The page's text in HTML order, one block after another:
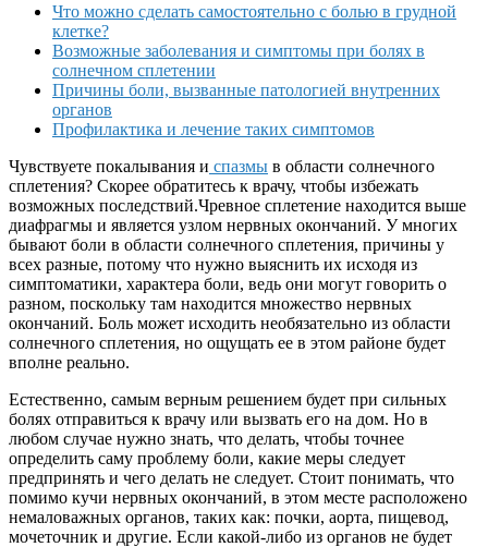
Что можно сделать самостоятельно с болью в грудной
клетке?
Возможные заболевания и симптомы при болях в
солнечном сплетении
Причины боли, вызванные патологией внутренних
органов
Профилактика и лечение таких симптомов
Чувствуете покалывания и спазмы в области солнечного
сплетения? Скорее обратитесь к врачу, чтобы избежать
возможных последствий.Чревное сплетение находится выше
диафрагмы и является узлом нервных окончаний. У многих
бывают боли в области солнечного сплетения, причины у
всех разные, потому что нужно выяснить их исходя из
симптоматики, характера боли, ведь они могут говорить о
разном, поскольку там находится множество нервных
окончаний. Боль может исходить необязательно из области
солнечного сплетения, но ощущать ее в этом районе будет
вполне реально.
Естественно, самым верным решением будет при сильных
болях отправиться к врачу или вызвать его на дом. Но в
любом случае нужно знать, что делать, чтобы точнее
определить саму проблему боли, какие меры следует
предпринять и чего делать не следует. Стоит понимать, что
помимо кучи нервных окончаний, в этом месте расположено
немаловажных органов, таких как: почки, аорта, пищевод,
мочеточник и другие. Если какой-либо из органов не будет